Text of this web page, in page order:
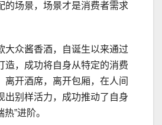
的场景，场景才是消费者需求
大众酱香酒，自诞生以来通过
造，成功将自身从特定的消费
离开酒席，离开包厢，在人间
出别样活力，成功推动了自身
热”进阶。